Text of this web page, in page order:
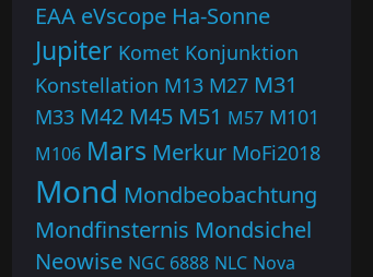
EAA eVscope Ha-Sonne
Jupiter Komet Konjunktion
Konstellation M13 M27 M31
M33 M42 M45 M51 M57 M101
M106 Mars Merkur MoFi2018
Mond Mondbeobachtung
Mondfinsternis Mondsichel
Neowise NGC 6888 NLC Nova